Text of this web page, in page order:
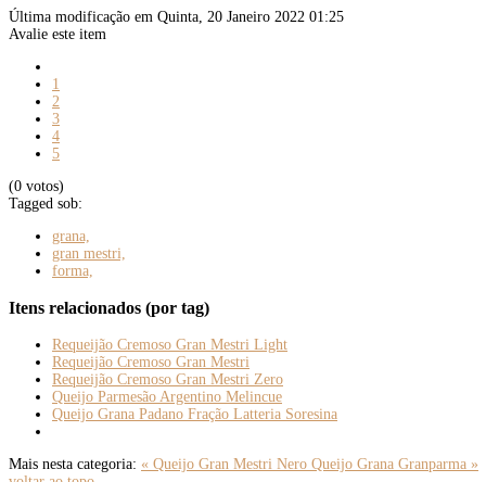
Última modificação em Quinta, 20 Janeiro 2022 01:25
Avalie este item
1
2
3
4
5
(0 votos)
Tagged sob:
grana,
gran mestri,
forma,
Itens relacionados (por tag)
Requeijão Cremoso Gran Mestri Light
Requeijão Cremoso Gran Mestri
Requeijão Cremoso Gran Mestri Zero
Queijo Parmesão Argentino Melincue
Queijo Grana Padano Fração Latteria Soresina
Mais nesta categoria: « Queijo Gran Mestri Nero Queijo Grana Granparma »